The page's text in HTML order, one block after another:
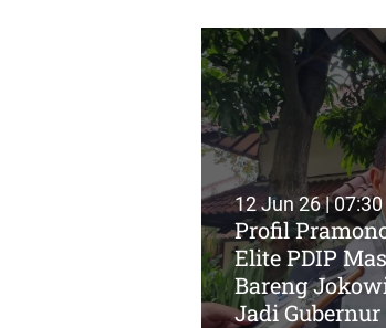
12 Jun 26 | 07:30
Profil
Elite PDIP
Bareng
Jadi Gubernur